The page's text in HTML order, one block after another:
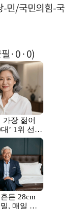
-민/국민의힘-국
·0·0)